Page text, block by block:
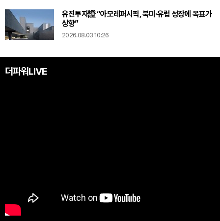
유진투자證 “아모레퍼시픽, 북미·유럽 성장에 목표가
상향”
2026.08.03 10:26
더파워LIVE